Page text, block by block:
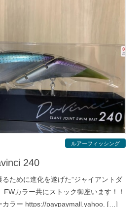
ルアーフィッシング
240
ために進化を遂げた”ジャイアントダ
FWカラー共にストック御座います！！
カラー https://paypaymall.yahoo. […]